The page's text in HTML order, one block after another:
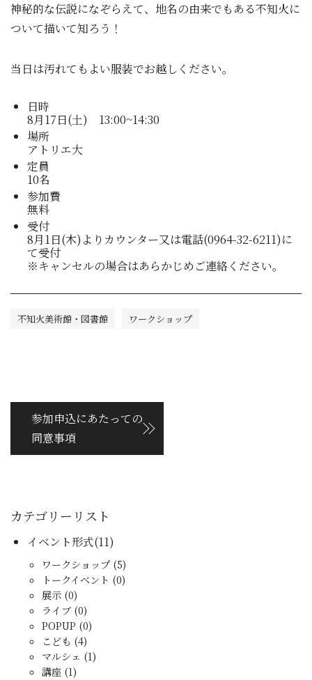
神秘的な伝説になぞらえて、地名の由来でもある不知火に
ついて描いて知ろう！
当日は汚れてもよい服装でお越しください。
日時
8月17日(土) 13:00~14:30
場所
アトリエ大
定員
10名
参加費
無料
受付
8月1日(木)よりカウンター又は電話(0964-32-6211)に
て受付
※キャンセルの場合はあらかじめご連絡ください。
不知火美術館・図書館 ワークショップ
参加申込にあたっての
同意事項
カテゴリーリスト
イベント形式(11)
ワークショップ (5)
トークイベント (0)
展示 (0)
ライブ (0)
POPUP (0)
こども (4)
マルシェ (1)
講座 (1)